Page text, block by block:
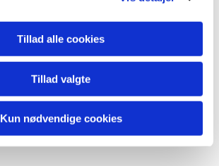
Tillad alle cookies
Tillad valgte
Kun nødvendige cookies